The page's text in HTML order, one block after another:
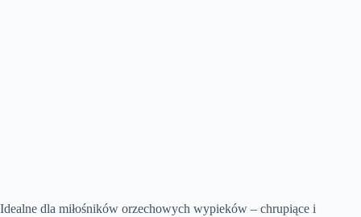
Idealne dla miłośników orzechowych wypieków – chrupiące i